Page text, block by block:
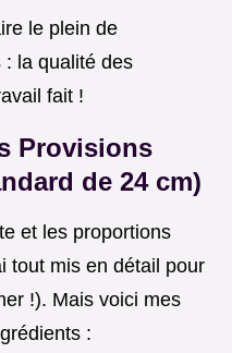
le plein de
: la qualité des
fait !
Provisions
de 24 cm)
et les proportions
tout mis en détail pour
!). Mais voici mes
: